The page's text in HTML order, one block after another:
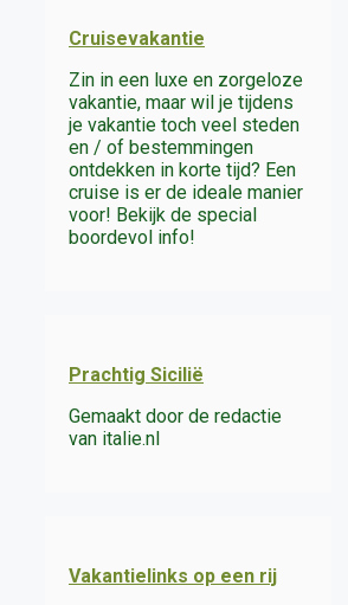
Cruisevakantie
Zin in een luxe en zorgeloze
vakantie, maar wil je tijdens
je vakantie toch veel steden
en / of bestemmingen
ontdekken in korte tijd? Een
cruise is er de ideale manier
voor! Bekijk de special
boordevol info!
Prachtig Sicilië
Gemaakt door de redactie
van italie.nl
Vakantielinks op een rij